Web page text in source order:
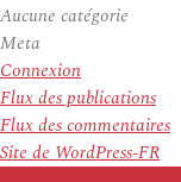
Aucune catégorie
Meta
Connexion
Flux des publications
Flux des commentaires
Site de WordPress-FR